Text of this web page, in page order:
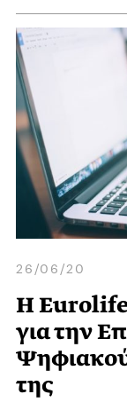
26/06/20
Η Eurolife
για την
της